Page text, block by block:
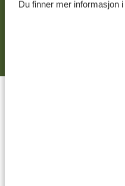
Du finner mer informasjon i